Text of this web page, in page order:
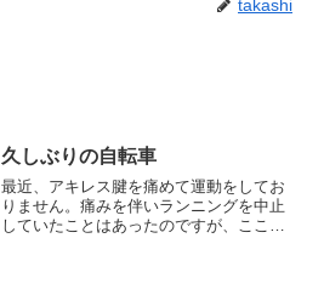
takashi
久しぶりの自転車
最近、アキレス腱を痛めて運動をしてお
りません。痛みを伴いランニングを中止
していたことはあったのですが、ここま